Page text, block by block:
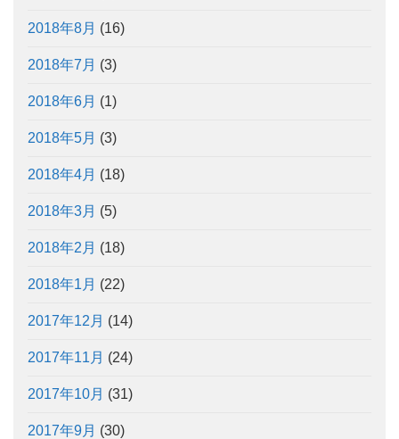
2018年8月 (16)
2018年7月 (3)
2018年6月 (1)
2018年5月 (3)
2018年4月 (18)
2018年3月 (5)
2018年2月 (18)
2018年1月 (22)
2017年12月 (14)
2017年11月 (24)
2017年10月 (31)
2017年9月 (30)